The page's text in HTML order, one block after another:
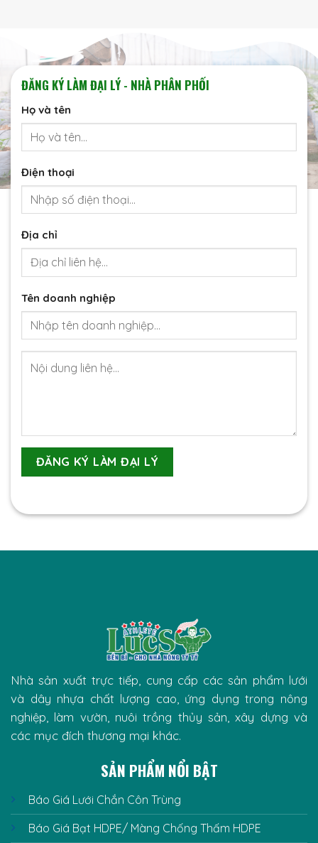
ĐĂNG KÝ LÀM ĐẠI LÝ - NHÀ PHÂN PHỐI
Họ và tên
Điện thoại
Địa chỉ
Tên doanh nghiệp
Nhà sản xuất trực tiếp, cung cấp các sản phẩm lưới
và dây nhựa chất lượng cao, ứng dụng trong nông
nghiệp, làm vườn, nuôi trồng thủy sản, xây dựng và
các mục đích thương mại khác.
SẢN PHẨM NỔI BẬT
Báo Giá Lưới Chắn Côn Trùng
Báo Giá Bạt HDPE/ Màng Chống Thấm HDPE